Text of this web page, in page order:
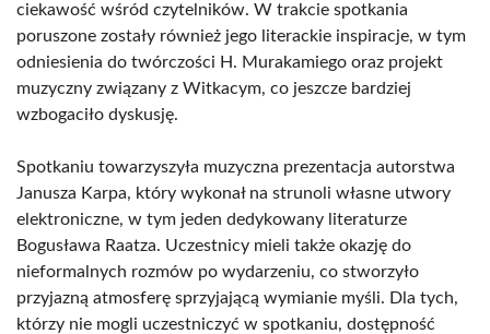
ciekawość wśród czytelników. W trakcie spotkania
poruszone zostały również jego literackie inspiracje, w tym
odniesienia do twórczości H. Murakamiego oraz projekt
muzyczny związany z Witkacym, co jeszcze bardziej
wzbogaciło dyskusję.
Spotkaniu towarzyszyła muzyczna prezentacja autorstwa
Janusza Karpa, który wykonał na strunoli własne utwory
elektroniczne, w tym jeden dedykowany literaturze
Bogusława Raatza. Uczestnicy mieli także okazję do
nieformalnych rozmów po wydarzeniu, co stworzyło
przyjazną atmosferę sprzyjającą wymianie myśli. Dla tych,
którzy nie mogli uczestniczyć w spotkaniu, dostępność